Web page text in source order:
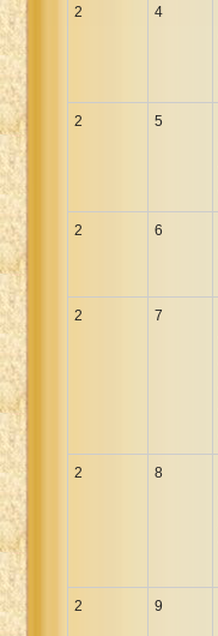
2 4
2 5
2 6
2 7
2 8
2 9